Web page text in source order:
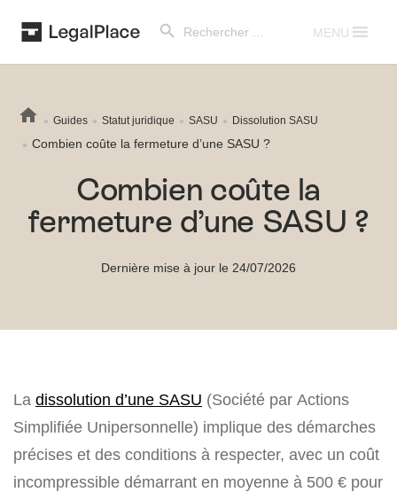
for:
MENU
Guides Statut juridique SASU Dissolution SASU
Combien coûte la fermeture d’une SASU ?
Combien coûte la
fermeture d’une SASU ?
Dernière mise à jour le 24/07/2026
La dissolution d’une SASU (Société par Actions
Simplifiée Unipersonnelle) implique des démarches
précises et des conditions à respecter, avec un coût
incompressible démarrant en moyenne à 500 € pour